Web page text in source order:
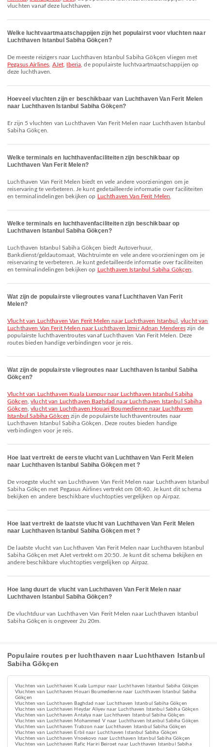
vluchten vanaf deze luchthaven.
Welke luchtvaartmaatschappijen zijn het populairst voor vluchten naar
Luchthaven Istanbul Sabiha Gökçen?
De meeste reizigers naar Luchthaven Istanbul Sabiha Gökçen vliegen met
Pegasus Airlines AJet Iberia , de populairste luchtvaartmaatschappijen op
deze luchthaven.
Hoeveel vluchten zijn er beschikbaar van Luchthaven Van Ferit Melen
naar Luchthaven Istanbul Sabiha Gökçen?
Er zijn 5 vluchten van Luchthaven Van Ferit Melen naar Luchthaven Istanbul
Sabiha Gökçen.
Welke terminals en luchthavenfaciliteiten zijn beschikbaar op
Luchthaven Van Ferit Melen?
Luchthaven Van Ferit Melen biedt en vele andere voorzieningen om je
reiservaring te verbeteren. Je kunt gedetailleerde informatie over faciliteiten
en terminalindelingen bekijken op Luchthaven Van Ferit Melen
Welke terminals en luchthavenfaciliteiten zijn beschikbaar op
Luchthaven Istanbul Sabiha Gökçen?
Luchthaven Istanbul Sabiha Gökçen biedt Autoverhuur,
Bankdienst/geldautomaat, Wachtruimte en vele andere voorzieningen om je
reiservaring te verbeteren. Je kunt gedetailleerde informatie over faciliteiten
en terminalindelingen bekijken op Luchthaven Istanbul Sabiha Gökçen
Wat zijn de populairste vliegroutes vanaf Luchthaven Van Ferit
Melen?
vlucht van Luchthaven Van Ferit Melen naar Luchthaven Istanbul
vlucht van
Luchthaven Van Ferit Melen naar Luchthaven İzmir Adnan Mendereszijn de
populairste luchthaventroutes vanaf Luchthaven Van Ferit Melen. Deze
routes bieden handige verbindingen voor je reis.
Wat zijn de populairste vliegroutes naar Luchthaven Istanbul Sabiha
Gökçen?
vlucht van Luchthaven Kuala Lumpur naar Luchthaven Istanbul Sabiha
Gökçen ,vlucht van Luchthaven Baghdad naar Luchthaven Istanbul Sabiha
Gökçen ,vlucht van Luchthaven Houari Boumedienne naar Luchthaven
Istanbul Sabiha Gökçen zijn de populairste luchthaventroutes naar
Luchthaven Istanbul Sabiha Gökçen. Deze routes bieden handige
verbindingen voor je reis.
Hoe laat vertrekt de eerste vlucht van Luchthaven Van Ferit Melen
naar Luchthaven Istanbul Sabiha Gökçen met ?
De vroegste vlucht van Luchthaven Van Ferit Melen naar Luchthaven Istanbul
Sabiha Gökçen met Pegasus Airlines vertrekt om 08:40. Je kunt dit schema
bekijken en andere beschikbare vluchtopties vergelijken op Airpaz.
Hoe laat vertrekt de laatste vlucht van Luchthaven Van Ferit Melen
naar Luchthaven Istanbul Sabiha Gökçen met ?
De laatste vlucht van Luchthaven Van Ferit Melen naar Luchthaven Istanbul
Sabiha Gökçen met AJet vertrekt om 20:50. Je kunt dit schema bekijken en
andere beschikbare vluchtopties vergelijken op Airpaz.
Hoe lang duurt de vlucht van Luchthaven Van Ferit Melen naar
Luchthaven Istanbul Sabiha Gökçen?
De vluchtduur van Luchthaven Van Ferit Melen naar Luchthaven Istanbul
Sabiha Gökçen is ongeveer 2u 20m.
Populaire routes per luchthaven naar Luchthaven Istanbul
Sabiha Gökçen
Vluchten van Luchthaven Kuala Lumpur naar Luchthaven Istanbul Sabiha Gökçen
Vluchten van Luchthaven Houari Boumedienne naar Luchthaven Istanbul Sabiha
Gökçen
Vluchten van Luchthaven Baghdad naar Luchthaven Istanbul Sabiha Gökçen
Vluchten van Luchthaven Heydar Aliyev naar Luchthaven Istanbul Sabiha Gökçen
Vluchten van Luchthaven Antalya naar Luchthaven Istanbul Sabiha Gökçen
Vluchten van Luchthaven Mohammed V naar Luchthaven Istanbul Sabiha Gökçen
Vluchten van Luchthaven Trabzon naar Luchthaven Istanbul Sabiha Gökçen
Vluchten van Luchthaven Erbil naar Luchthaven Istanbul Sabiha Gökçen
Vluchten van Luchthaven Vnoekovo naar Luchthaven Istanbul Sabiha Gökçen
Vluchten van Luchthaven Rafic Hariri Beiroet naar Luchthaven Istanbul Sabiha